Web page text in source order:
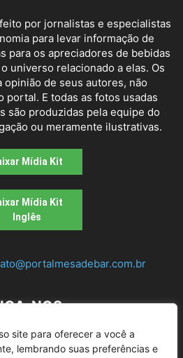
site para oferecer a você a
lembrando suas preferências e
por jornalistas e especialistas
para levar informação de
para os apreciadores de bebidas
universo relacionado a elas. Os
opinião de seus autores, não
portal. E todas as fotos usadas
são produzidas pela equipe do
ou meramente ilustrativas.
Mídia Kit
Mídia Kit
Inglês
NOS